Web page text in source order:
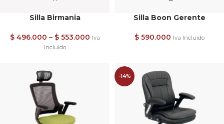
Silla Birmania
$496.000 – $553.000 Iva
Incluido
Silla Boon Gerente
$590.000 Iva Incluido
-14%